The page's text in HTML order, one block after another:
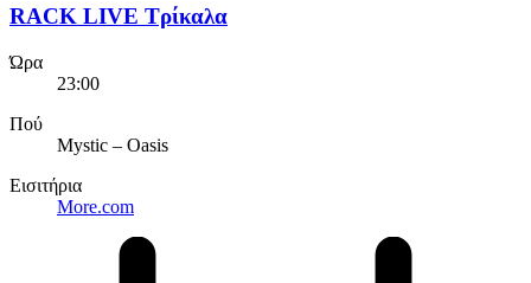
RACK LIVE Τρίκαλα
Ώρα
23:00
Πού
Mystic – Oasis
Εισιτήρια
More.com